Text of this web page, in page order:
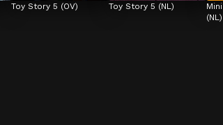
Toy Story 5 (OV) Toy Story 5 (NL)
(NL)